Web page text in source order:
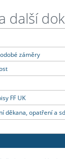
další
záměry
FF UK
děkana, opatření a